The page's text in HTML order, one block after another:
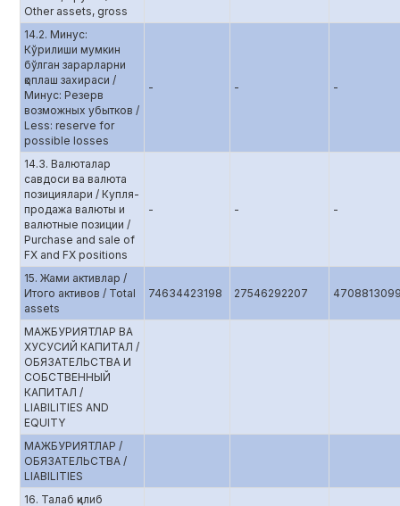
Other assets, gross
14.2. Минус:
Кўрилиши мумкин
бўлган зарарларни
қоплаш захираси /
Минус: Резерв
возможных убытков /
Less: reserve for
possible losses
- - -
14.3. Валюталар
савдоси ва валюта
позициялари / Купля-
продажа валюты и
валютные позиции /
Purchase and sale of
FX and FX positions
- - -
15. Жами активлар /
Итого активов / Total
assets
74634423198 27546292207
МАЖБУРИЯТЛАР ВА
ХУСУСИЙ КАПИТАЛ /
ОБЯЗАТЕЛЬСТВА И
СОБСТВЕННЫЙ
КАПИТАЛ /
LIABILITIES AND
EQUITY
МАЖБУРИЯТЛАР /
ОБЯЗАТЕЛЬСТВА /
LIABILITIES
16. Талаб қилиб